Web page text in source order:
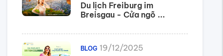
Du lịch Freiburg im
Breisgau - Cửa ngõ ...
BLOG 19/12/2025